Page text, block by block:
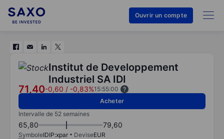
Ouvrir un compte
Institut de Developpement
Industriel SA IDI
71,40-0,60 / -0,83%15:55:00
Acheter
Intervalle de 52 semaines
65,80 79,60
SymboleIDIP:xpar DeviseEUR